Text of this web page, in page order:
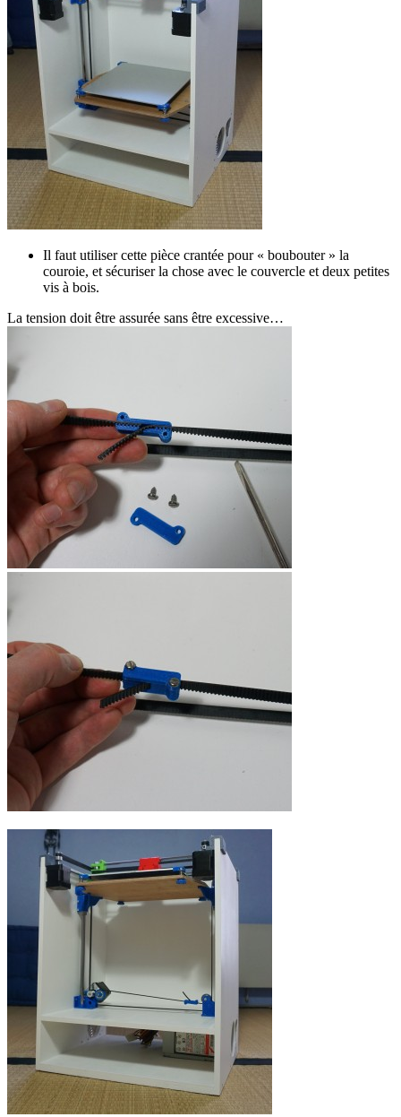
Il faut utiliser cette pièce crantée pour « boubouter » la
couroie, et sécuriser la chose avec le couvercle et deux petites
vis à bois.
La tension doit être assurée sans être excessive…